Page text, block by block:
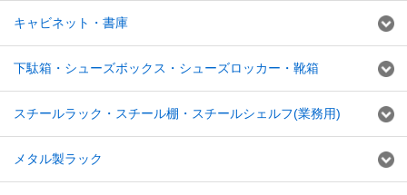
キャビネット・書庫
下駄箱・シューズボックス・シューズロッカー・靴箱
スチールラック・スチール棚・スチールシェルフ(業務用)
メタル製ラック